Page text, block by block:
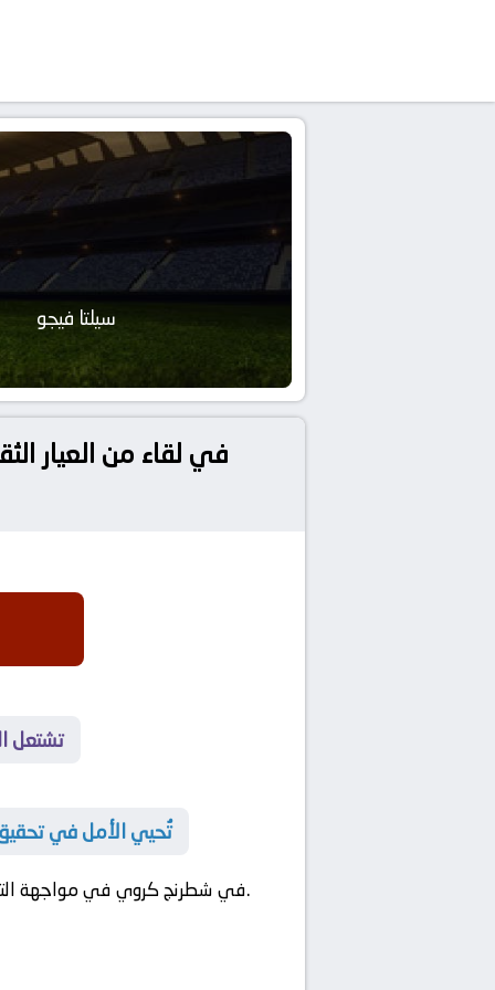
سيلتا فيجو
في لقاء من العيار
🎉
🎉 تُحيي الأمل في
في شطرنج كروي في مواجهةفي مواجهة صراع كروي يشعل الشغف ويدفع الحدود الفنية.